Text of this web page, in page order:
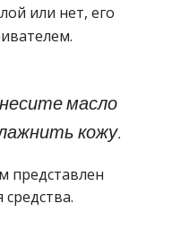
или нет, его
масло
кожу.
представлен
средства.